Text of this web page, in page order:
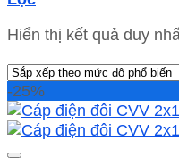
Hiển thị kết quả duy
-25%